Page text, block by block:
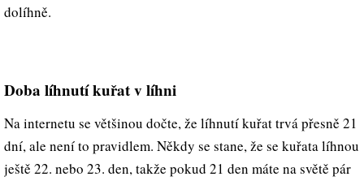
dolíhně.
Doba líhnutí kuřat v líhni
Na internetu se většinou dočte, že líhnutí kuřat trvá přesně 21
dní, ale není to pravidlem. Někdy se stane, že se kuřata líhnou
ještě 22. nebo 23. den, takže pokud 21 den máte na světě pár